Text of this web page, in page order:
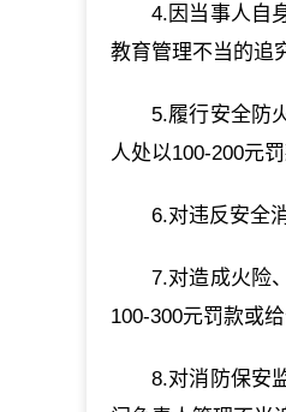
4.因当事人自
教育管理不当的追
5.履行安全防
人处以100-200元
6.对违反安全
7.对造成火险
100-300元罚款或
8.对消防保安